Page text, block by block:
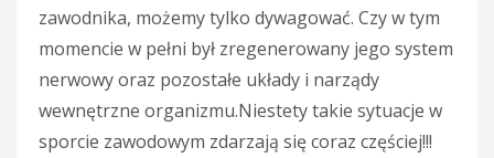
zawodnika, możemy tylko dywagować. Czy w tym
momencie w pełni był zregenerowany jego system
nerwowy oraz pozostałe układy i narządy
wewnętrzne organizmu.Niestety takie sytuacje w
sporcie zawodowym zdarzają się coraz częściej!!!